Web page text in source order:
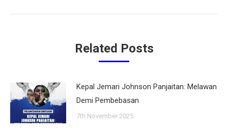
Related Posts
Kepal Jemari Johnson Panjaitan: Melawan
Demi Pembebasan
7th November 2025